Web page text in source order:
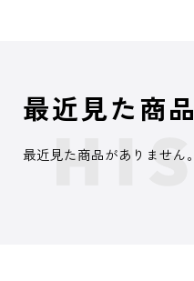
最近見た商品
最近見た商品がありません。